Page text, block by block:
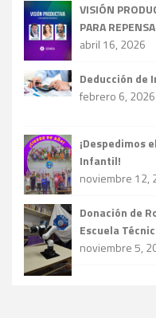
VISIÓN
PARA
abril 16, 2026
Deducción de
febrero 6, 2026
¡Despedimos
Infantil!
noviembre 12,
Donación de
Escuela
noviembre 5,